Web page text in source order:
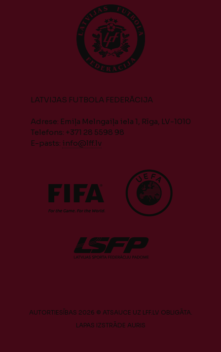
LATVIJAS FUTBOLA FEDERĀCIJA
Adrese: Emiļa Melngaiļa iela 1, Rīga, LV-1010
Telefons: +371 28 5598 98
E-pasts: info@lff.lv
AUTORTIESĪBAS 2026 © ATSAUCE UZ LFF.LV OBLIGĀTA.
LAPAS IZSTRĀDE AURIS